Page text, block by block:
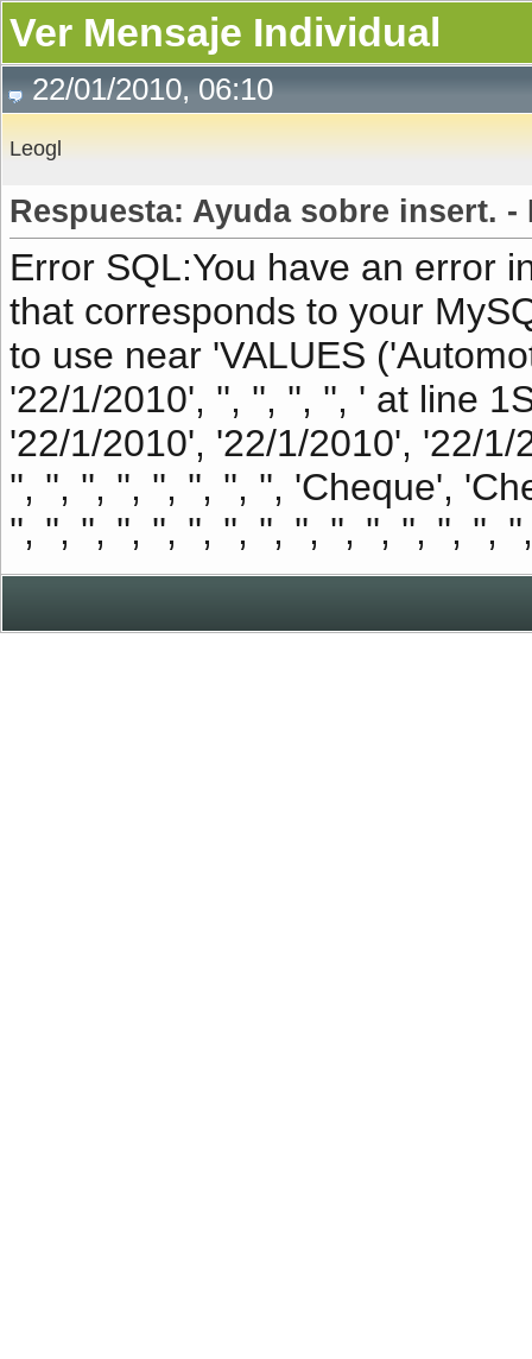
Ver Mensaje Individual
22/01/2010, 06:10
Leogl
Respuesta: Ayuda sobre insert. -
Error SQL:You have an error
that corresponds to your
to use near 'VALUES
'22/1/2010', '', '', '', '', ' at line
'22/1/2010', '22/1/2010', '22/
'', '', '', '', '', '', '', '', 'Cheque',
'', '', '', '', '', '', '', '', '', '', '', '', '', '',